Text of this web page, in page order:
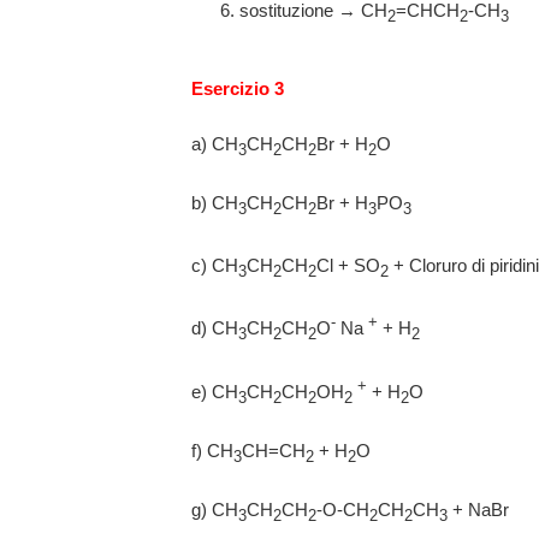
sostituzione → CH2=CHCH2-CH3
Esercizio 3
a) CH3CH2CH2Br + H2O
b) CH3CH2CH2Br + H3PO3
c) CH3CH2CH2Cl + SO2 + Cloruro di
d) CH3CH2CH2O- Na + + H2
e) CH3CH2CH2OH2
+ + H2O
f) CH3CH=CH2 + H2O
g) CH3CH2CH2-O-CH2CH2CH3 + NaBr